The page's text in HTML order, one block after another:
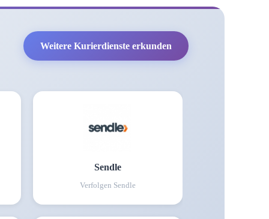
Weitere Kurierdienste erkunden
Sendle
Verfolgen Sendle